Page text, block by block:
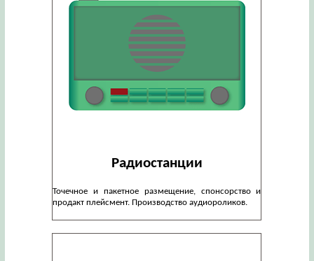
Радиостанции
Точечное и пакетное размещение, спонсорство и
продакт плейсмент. Производство аудиороликов.